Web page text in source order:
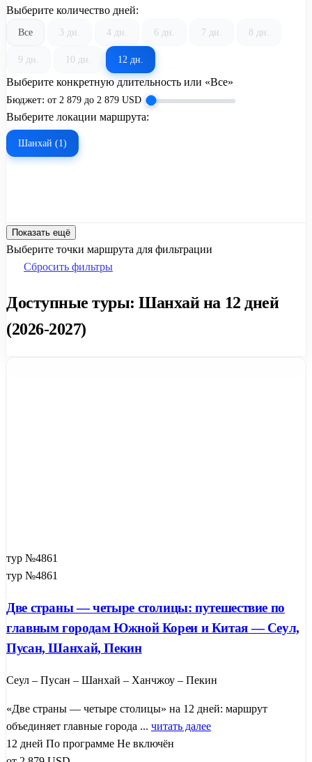
Выберите количество дней:
Все 3 дн. 4 дн. 6 дн. 7 дн. 8 дн.
9 дн. 10 дн. 12 дн.
Выберите конкретную длительность или «Все»
Бюджет: от 2 879 до 2 879 USD
Выберите локации маршрута:
Шанхай (1)
Показать ещё
Выберите точки маршрута для фильтрации
Сбросить фильтры
Доступные туры: Шанхай на 12 дней
(2026-2027)
тур №4861
тур №4861
Две страны — четыре столицы: путешествие по
главным городам Южной Кореи и Китая — Сеул,
Пусан, Шанхай, Пекин
Сеул – Пусан – Шанхай – Ханчжоу – Пекин
«Две страны — четыре столицы» на 12 дней: маршрут
объединяет главные города ... читать далее
12 дней По программе Не включён